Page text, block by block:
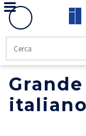
italiano